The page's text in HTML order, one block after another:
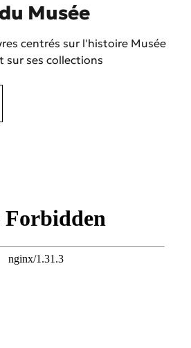
Musée
centrés sur l'histoire Musée
sur ses collections